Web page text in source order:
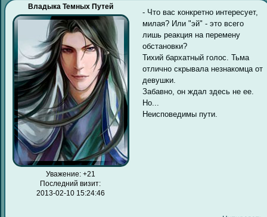
Владыка Темных Путей
Уважение: +21
Последний визит:
2013-02-10 15:24:46
- Что вас конкретно интересует,
милая? Или "эй" - это всего
лишь реакция на перемену
обстановки?
Тихий бархатный голос. Тьма
отлично скрывала незнакомца от
девушки.
Забавно, он ждал здесь не ее.
Но...
Неисповедимы пути.